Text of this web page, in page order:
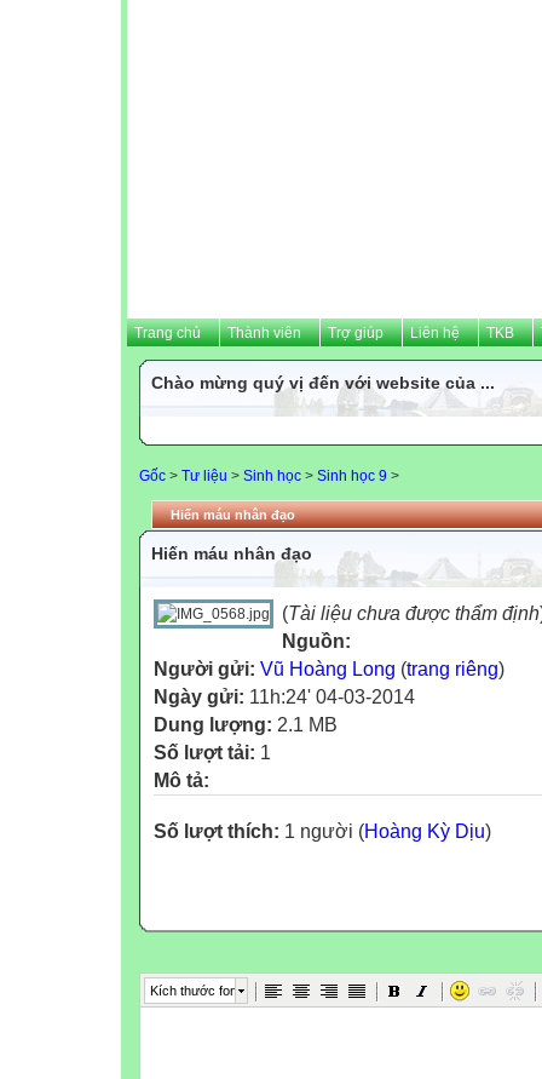
Trang chủ Thành viên Trợ giúp Liên hệ TKB
Chào mừng quý vị đến với website của ...
Gốc > Tư liệu > Sinh học > Sinh học 9 >
Hiến máu nhân đạo
Hiến máu nhân đạo
(Tài liệu chưa được thẩm định
Nguồn:
Người gửi: Vũ Hoàng Long (trang riêng)
Ngày gửi: 11h:24' 04-03-2014
Dung lượng: 2.1 MB
Số lượt tải: 1
Mô tả:
Số lượt thích: 1 người (Hoàng Kỳ Dịu)
Kích thước font